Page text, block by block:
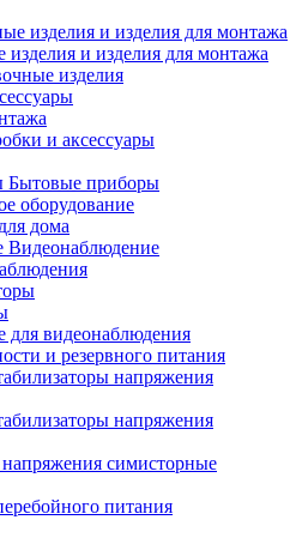
изделия и изделия для монтажа
изделия
и аксессуары
Бытовые приборы
оборудование
дома
Видеонаблюдение
видеонаблюдения
и резервного питания
напряжения
напряжения
симисторные
питания